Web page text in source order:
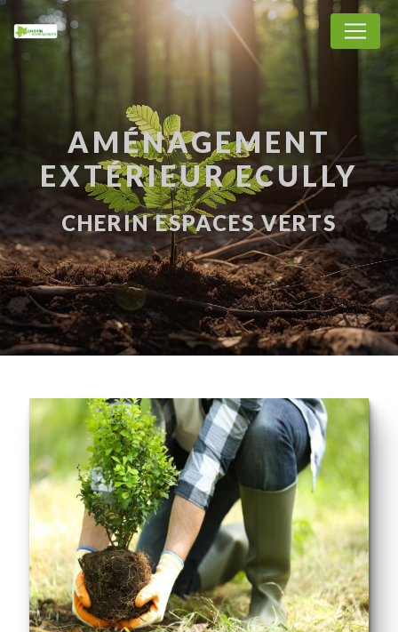
AMÉNAGEMENT
EXTÉRIEUR ECULLY
CHERIN ESPACES VERTS
Panneau de gestion des cookies